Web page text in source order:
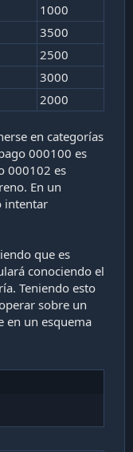
1000
3500
2500
3000
2000
en categorías
000100 es
000102 es
En un
intentar
que es
conociendo el
Teniendo esto
sobre un
en un esquema